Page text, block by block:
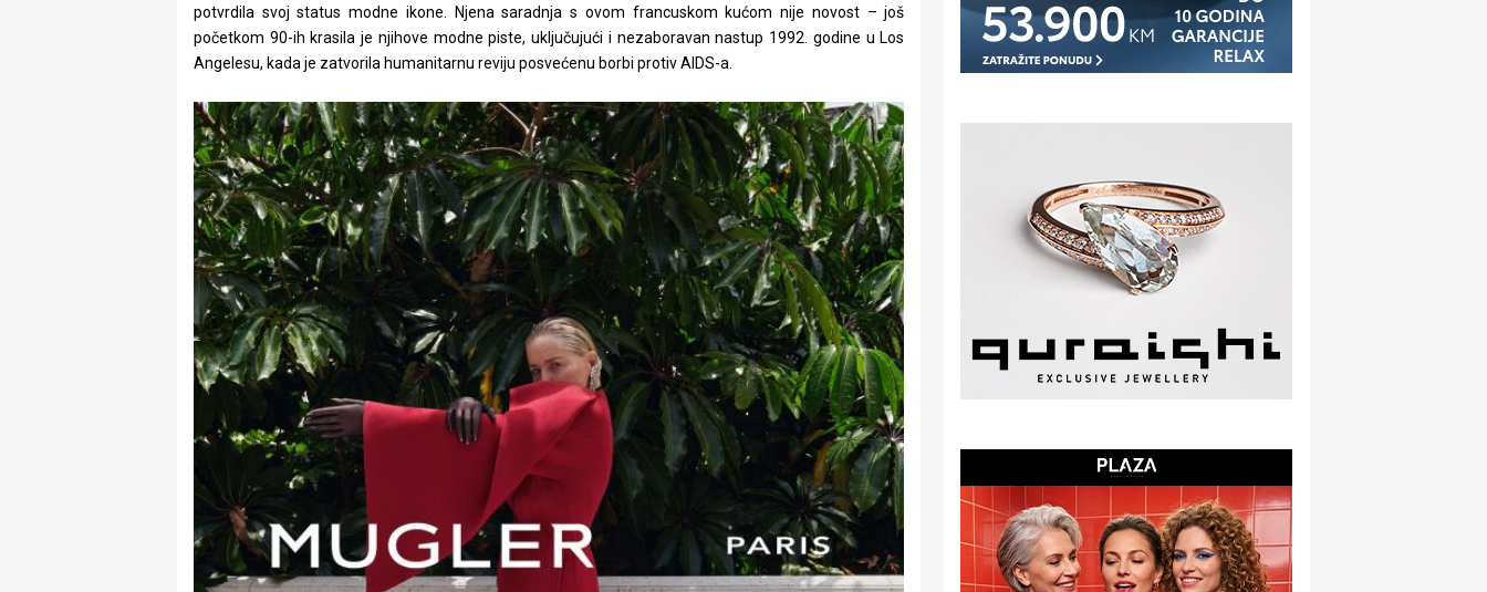
potvrdila svoj status modne ikone. Njena saradnja s ovom francuskom kućom nije novost – još
početkom 90-ih krasila je njihove modne piste, uključujući i nezaboravan nastup 1992. godine u Los
Angelesu, kada je zatvorila humanitarnu reviju posvećenu borbi protiv AIDS-a.